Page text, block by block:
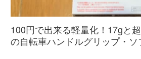
100円で出来る軽量化！17gと
の自転車ハンドルグリップ・